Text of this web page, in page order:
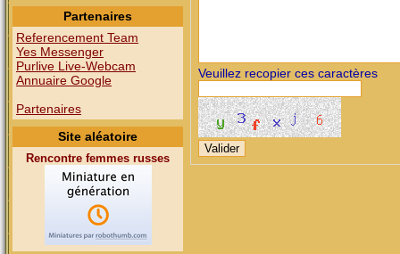
Partenaires
Referencement Team
Yes Messenger
Purlive Live-Webcam
Annuaire Google
Partenaires
Site aléatoire
Rencontre femmes russes
Veuillez recopier ces caractères